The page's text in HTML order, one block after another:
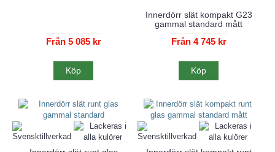
Från 5 085 kr
Köp
Innerdörr slät kompakt G23
gammal standard mått
Från 4 745 kr
Köp